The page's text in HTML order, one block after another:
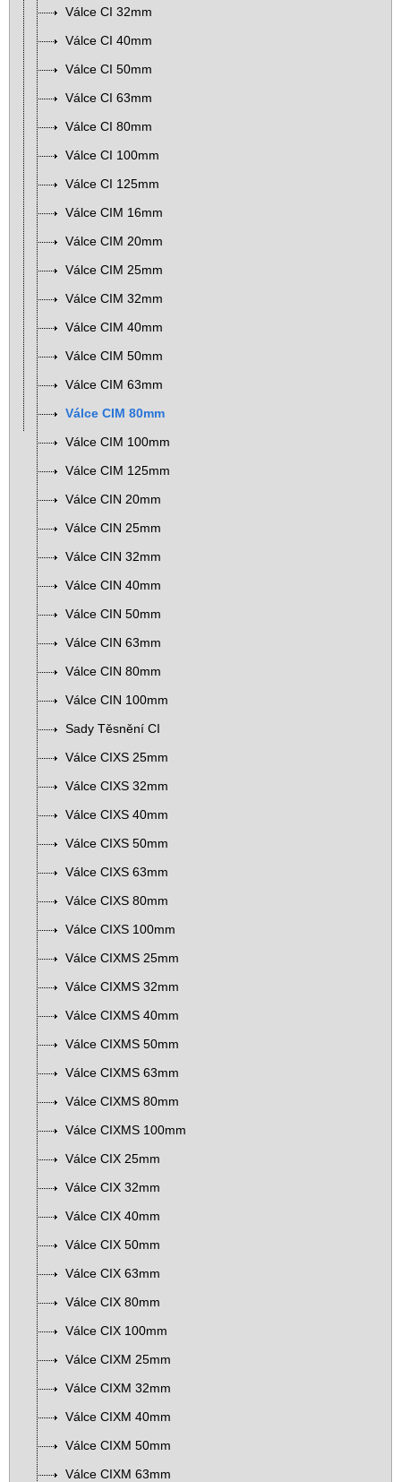
Válce CI 32mm
Válce CI 40mm
Válce CI 50mm
Válce CI 63mm
Válce CI 80mm
Válce CI 100mm
Válce CI 125mm
Válce CIM 16mm
Válce CIM 20mm
Válce CIM 25mm
Válce CIM 32mm
Válce CIM 40mm
Válce CIM 50mm
Válce CIM 63mm
Válce CIM 80mm
Válce CIM 100mm
Válce CIM 125mm
Válce CIN 20mm
Válce CIN 25mm
Válce CIN 32mm
Válce CIN 40mm
Válce CIN 50mm
Válce CIN 63mm
Válce CIN 80mm
Válce CIN 100mm
Sady Těsnění CI
Válce CIXS 25mm
Válce CIXS 32mm
Válce CIXS 40mm
Válce CIXS 50mm
Válce CIXS 63mm
Válce CIXS 80mm
Válce CIXS 100mm
Válce CIXMS 25mm
Válce CIXMS 32mm
Válce CIXMS 40mm
Válce CIXMS 50mm
Válce CIXMS 63mm
Válce CIXMS 80mm
Válce CIXMS 100mm
Válce CIX 25mm
Válce CIX 32mm
Válce CIX 40mm
Válce CIX 50mm
Válce CIX 63mm
Válce CIX 80mm
Válce CIX 100mm
Válce CIXM 25mm
Válce CIXM 32mm
Válce CIXM 40mm
Válce CIXM 50mm
Válce CIXM 63mm